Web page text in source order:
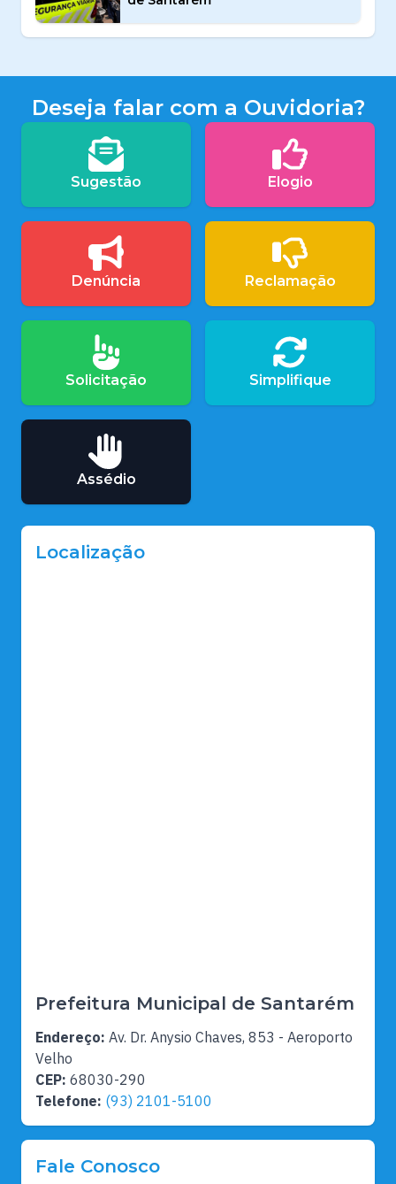
Deseja falar com a Ouvidoria?
Sugestão Elogio
Denúncia Reclamação
Solicitação Simplifique
Assédio
Localização
Prefeitura Municipal de Santarém
Endereço: Av. Dr. Anysio Chaves, 853 - Aeroporto
Velho
CEP: 68030-290
Telefone: (93) 2101-5100
Fale Conosco